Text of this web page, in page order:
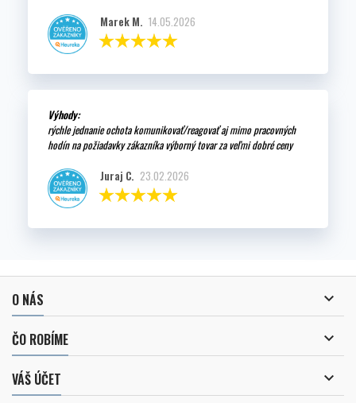
Marek M. 14.05.2026
Výhody:
rýchle jednanie ochota komunikovať/reagovať aj mimo pracovných
hodín na požiadavky zákazníka výborný tovar za veľmi dobré ceny
Juraj C. 23.02.2026
O NÁS 
ČO ROBÍME 
VÁŠ ÚČET 